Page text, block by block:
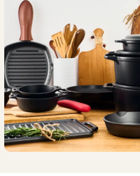
para cocinar al
su tamaño puedes
menos tiempo